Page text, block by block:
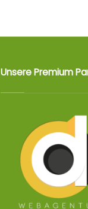
Unsere Premium